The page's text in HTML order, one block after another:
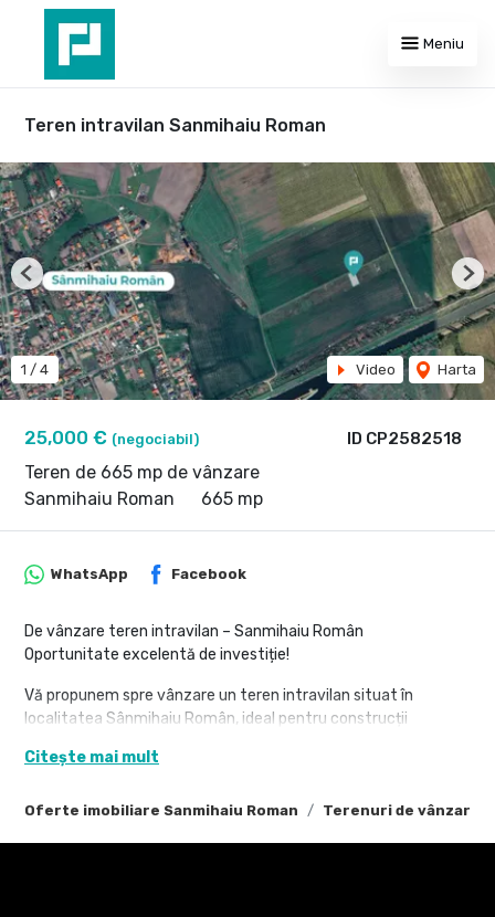
Meniu
Teren intravilan Sanmihaiu Roman
ID CP2582518
25,000 € (negociabil)
Teren de 665 mp de vânzare
Sanmihaiu Roman
665 mp
1 / 4 Video Harta
Previous
Oferte imobiliare Sanmihaiu Roman Terenuri de vânzare
WhatsApp Facebook
De vânzare teren intravilan – Sanmihaiu Român
Oportunitate excelentă de investiție!
Vă propunem spre vânzare un teren intravilan situat în
localitatea Sânmihaiu Român, ideal pentru construcții
către Timișoara și beneficiază de toate avantajele unei
Citește mai mult